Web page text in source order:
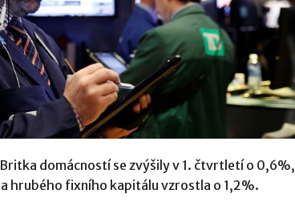
domácností se zvýšily v 1. čtvrtletí o 0,6%,
hrubého fixního kapitálu vzrostla o 1,2%.